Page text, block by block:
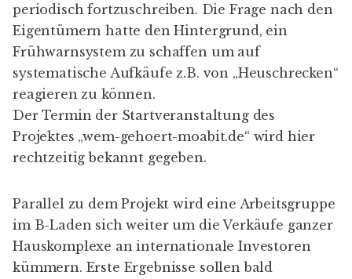
periodisch fortzuschreiben. Die Frage nach den
Eigentümern hatte den Hintergrund, ein
Frühwarnsystem zu schaffen um auf
systematische Aufkäufe z.B. von „Heuschrecken“
reagieren zu können.
Der Termin der Startveranstaltung des
Projektes „wem-gehoert-moabit.de“ wird hier
rechtzeitig bekannt gegeben.
Parallel zu dem Projekt wird eine Arbeitsgruppe
im B-Laden sich weiter um die Verkäufe ganzer
Hauskomplexe an internationale Investoren
kümmern. Erste Ergebnisse sollen bald